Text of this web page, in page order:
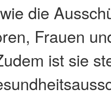
die
Frauen
ist sie